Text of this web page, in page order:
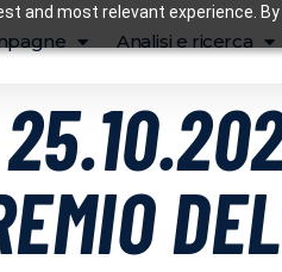
and most relevant experience.
Analisi e ricerca